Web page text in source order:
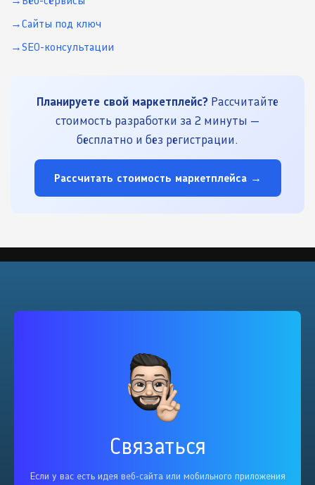
Сайты под ключ
SEO-консультации
Планируете свой маркетплейс? Рассчитайте
стоимость разработки за 2 минуты —
бесплатно и без регистрации.
Рассчитать стоимость маркетплейса →
Связаться
Если у вас есть идея веб-сайта или мобильного приложения